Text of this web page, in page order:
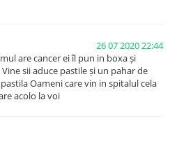
26 07 2020 22:44
are cancer ei îl pun in boxa și
sii aduce pastile și un pahar de
Oameni care vin in spitalul cela
acolo la voi